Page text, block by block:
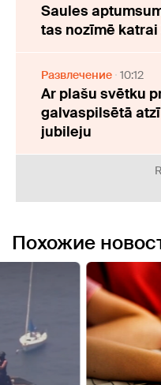
Saules
tas nozīmē
Развлечение 10:12
Ar plašu svētku
galvaspilsētā
jubileju
Похожие